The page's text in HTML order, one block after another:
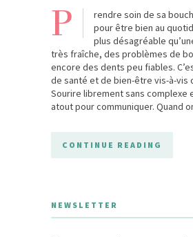
P
rendre soin de sa
pour être bien au
plus désagréable
très fraîche, des problèmes de
encore des dents peu fiables.
de santé et de bien-être vis-à-vis
Sourire librement sans complexe
atout pour communiquer. Quand
CONTINUE READING
NEWSLETTER